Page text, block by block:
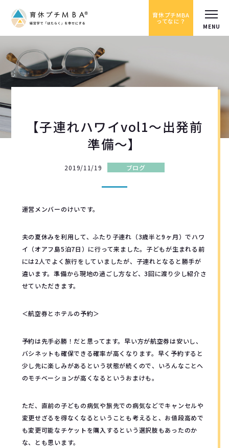
育休プチMBA
ってなに？
【子連れハワイvol1〜出発前
準備〜】
2019/11/19 ブログ
運営メンバーのけいです。
夫の夏休みを利用して、ふたり子連れ（3歳半と9ヶ月）でハワ
イ（オアフ島5泊7日）に行って来ました。子どもが生まれる前
には2人でよく旅行をしていましたが、子連れとなると勝手が
違います。準備から現地の過ごし方など、3回に渡り少し紹介さ
せていただきます。
＜航空券とホテルの予約＞
予約は先手必勝！だと思ってます。早い方が航空券は安いし、
バシネットも確保できる確率が高くなります。早く予約すると
少し先に楽しみがあるという状態が続くので、いろんなことへ
のモチベーションが高くなるというおまけも。
ただ、直前の子どもの病気や旅先での病気などでキャンセルや
変更せざるを得なくなるということも考えると、お値段高めで
も変更可能なチケットを購入するという選択肢もあったのか
な、とも思います。